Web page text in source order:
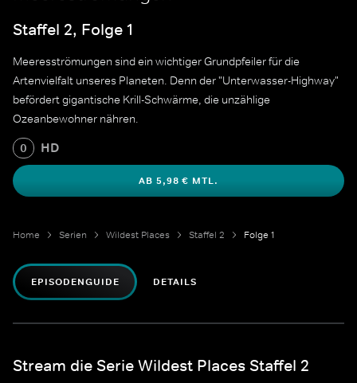
Staffel 2, Folge 1
Meeresströmungen sind ein wichtiger Grundpfeiler für die
Artenvielfalt unseres Planeten. Denn der "Unterwasser-Highway"
befördert gigantische Krill-Schwärme, die unzählige
Ozeanbewohner nähren.
0 HD
AB 5,98 € MTL.
Home Serien Wildest Places Staffel 2 Folge 1
EPISODENGUIDE DETAILS
Stream die Serie Wildest Places Staffel 2